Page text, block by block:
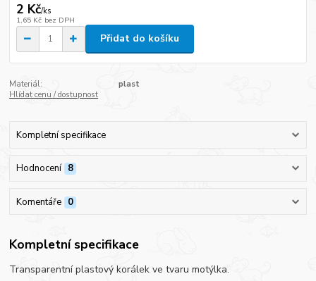
2 Kč/ks
1,65 Kč bez DPH
Přidat do košíku
Materiál:
plast
Hlídat cenu / dostupnost
Kompletní specifikace
Hodnocení 8
Komentáře 0
Kompletní specifikace
Transparentní plastový korálek ve tvaru motýlka.